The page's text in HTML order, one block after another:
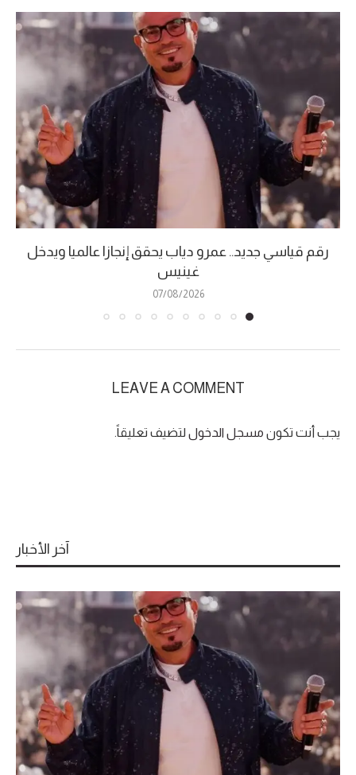
رقم قياسي جديد.. عمرو دياب يحقق إنجازا عالميا ويدخل
غينيس
07/08/2026
LEAVE A COMMENT
يجب أنت تكون مسجل الدخول لتضيف تعليقاً.
آخر الأخبار